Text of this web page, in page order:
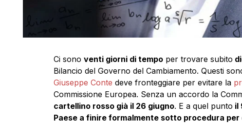
Ci sono venti giorni di tempoper trovare subito
Bilancio del Governo del Cambiamento. Questi
Giuseppe Conte deve fronteggiare per evitare la
Commissione Europea. Senza un accordo la
cartellino rosso già il 26 giugno. E a quel punto il
Paese a finire formalmente sotto procedura per